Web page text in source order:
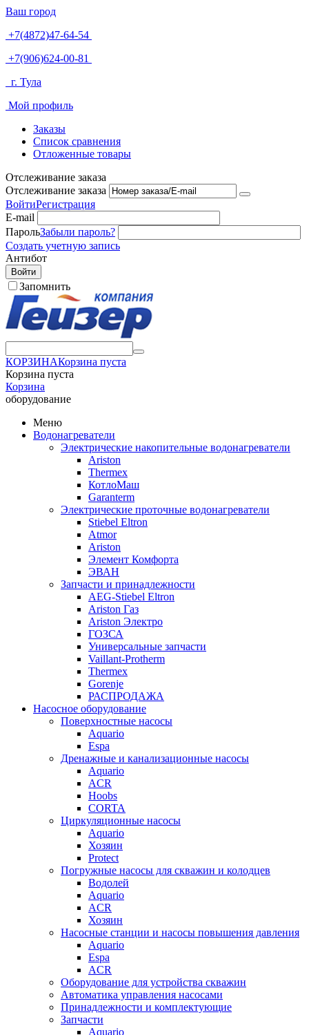
Ваш город
+7(4872)47-64-54
+7(906)624-00-81
г. Тула
Мой профиль
Заказы
Список сравнения
Отложенные товары
Отслеживание заказа
Отслеживание заказа
ВойтиРегистрация
E-mail
ПарольЗабыли пароль?
Создать учетную запись
Антибот
Войти
Запомнить
КОРЗИНАКорзина пуста
Корзина пуста
Корзина
оборудование
Меню
Водонагреватели
Электрические накопительные водонагреватели
Ariston
Thermex
КотлоМаш
Garanterm
Электрические проточные водонагреватели
Stiebel Eltron
Atmor
Ariston
Элемент Комфорта
ЭВАН
Запчасти и принадлежности
AEG-Stiebel Eltron
Ariston Газ
Ariston Электро
ГОЗСА
Универсальные запчасти
Vaillant-Protherm
Thermex
Gorenje
РАСПРОДАЖА
Насосное оборудование
Поверхностные насосы
Aquario
Espa
Дренажные и канализационные насосы
Aquario
ACR
Hoobs
CORTA
Циркуляционные насосы
Aquario
Хозяин
Protect
Погружные насосы для скважин и колодцев
Водолей
Aquario
ACR
Хозяин
Насосные станции и насосы повышения давления
Aquario
Espa
ACR
Оборудование для устройства скважин
Автоматика управления насосами
Принадлежности и комплектующие
Запчасти
Aquario